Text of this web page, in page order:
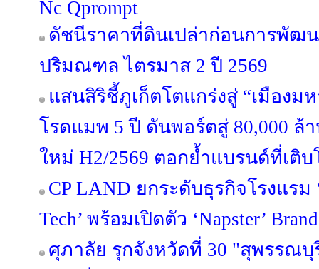
Nc Qprompt
ดัชนีราคาที่ดินเปล่าก่อนการพัฒน
ปริมณฑล ไตรมาส 2 ปี 2569
แสนสิริชี้ภูเก็ตโตแกร่งสู่ “เมืองม
โรดแมพ 5 ปี ดันพอร์ตสู่ 80,000 ล้
ใหม่ H2/2569 ตอกย้ำแบรนด์ที่เติ
CP LAND ยกระดับธุรกิจโรงแรม
Tech’ พร้อมเปิดตัว ‘Napster’
ศุภาลัย รุกจังหวัดที่ 30 "สุพรรณบุ